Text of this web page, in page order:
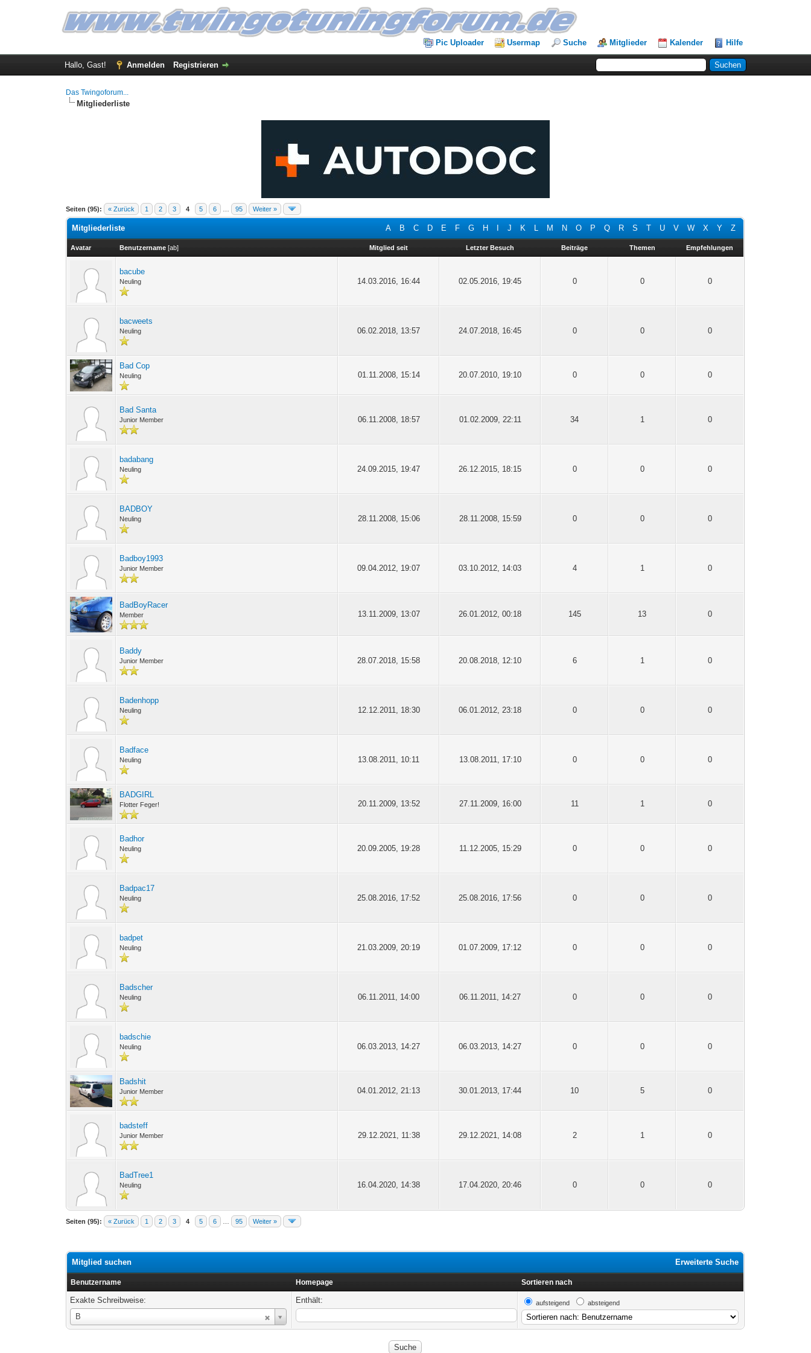
Pic Uploader Usermap Suche Mitglieder Kalender Hilfe
Hallo, Gast! Anmelden Registrieren
Das Twingoforum...
Mitgliederliste
Seiten (95): « Zurück 1 2 3 4 5 6 95 Weiter »
A B C D E F G H J K L M N O P Q R S T U V W X Y Z
Mitgliederliste
Avatar Benutzername [ab] Mitglied seit Letzter Besuch Beiträge Themen Empfehlungen
bacube
Neuling 14.03.2016, 16:44 02.05.2016, 19:45 0 0 0
bacweets
Neuling 06.02.2018, 13:57 24.07.2018, 16:45 0 0 0
Bad Cop
Neuling 01.11.2008, 15:14 20.07.2010, 19:10 0 0 0
Bad Santa
Junior Member 06.11.2008, 18:57 01.02.2009, 22:11 34 1 0
badabang
Neuling 24.09.2015, 19:47 26.12.2015, 18:15 0 0 0
BADBOY
Neuling 28.11.2008, 15:06 28.11.2008, 15:59 0 0 0
Badboy1993
Junior Member 09.04.2012, 19:07 03.10.2012, 14:03 4 1 0
BadBoyRacer
Member 13.11.2009, 13:07 26.01.2012, 00:18 145 13 0
Baddy
Junior Member 28.07.2018, 15:58 20.08.2018, 12:10 6 1 0
Badenhopp
Neuling 12.12.2011, 18:30 06.01.2012, 23:18 0 0 0
Badface
Neuling 13.08.2011, 10:11 13.08.2011, 17:10 0 0 0
BADGIRL
Flotter Feger! 20.11.2009, 13:52 27.11.2009, 16:00 11 1 0
Badhor
Neuling 20.09.2005, 19:28 11.12.2005, 15:29 0 0 0
Badpac17
Neuling 25.08.2016, 17:52 25.08.2016, 17:56 0 0 0
badpet
Neuling 21.03.2009, 20:19 01.07.2009, 17:12 0 0 0
Badscher
Neuling 06.11.2011, 14:00 06.11.2011, 14:27 0 0 0
badschie
Neuling 06.03.2013, 14:27 06.03.2013, 14:27 0 0 0
Badshit
Junior Member 04.01.2012, 21:13 30.01.2013, 17:44 10 5 0
badsteff
Junior Member 29.12.2021, 11:38 29.12.2021, 14:08 2 1 0
BadTree1
Neuling 16.04.2020, 14:38 17.04.2020, 20:46 0 0 0
Seiten (95): « Zurück 1 2 3 4 5 6 95 Weiter »
Erweiterte Suche
Mitglied suchen
Benutzername Homepage Sortieren nach
Exakte Schreibweise:
B
Benutzername
Enthält: aufsteigend absteigend